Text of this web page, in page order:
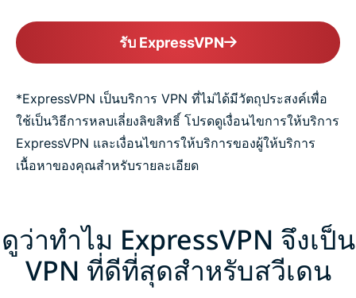
รับ ExpressVPN
*ExpressVPN เป็นบริการ VPN ที่ไม่ได้มีวัตถุประสงค์เพื่อ
ใช้เป็นวิธีการหลบเลี่ยงลิขสิทธิ์ โปรดดูเงื่อนไขการให้บริการ
ExpressVPN และเงื่อนไขการให้บริการของผู้ให้บริการ
เนื้อหาของคุณสำหรับรายละเอียด
ดูว่าทำไม ExpressVPN จึงเป็น
VPN ที่ดีที่สุดสำหรับสวีเดน